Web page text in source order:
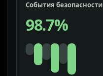
События безопасности
98.7%